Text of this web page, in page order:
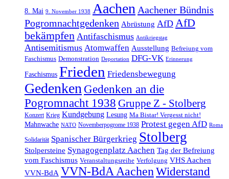
8. Mai 9. November 1938 Aachen Aachener Bündnis
Pogromnachtgedenken Abrüstung AfD AfD
bekämpfen Antifaschismus Antikriegstag
Antisemitismus Atomwaffen Ausstellung Befreiung vom
Faschismus Demonstration Deportation DFG-VK Erinnerung
Faschismus Frieden Friedensbewegung
Gedenken Gedenken an die
Pogromnacht 1938 Gruppe Z - Stolberg
Konzert Krieg Kundgebung Lesung Ma Bistar! Vergesst nicht!
Mahnwache NATO Novemberpogrome 1938 Protest gegen AfD Roma
Solidarität Spanischer Bürgerkrieg Stolberg
Stolpersteine Synagogenplatz Aachen Tag der Befreiung
vom Faschismus Veranstaltungsreihe Verfolgung VHS Aachen
VVN-BdA VVN-BdA AachenWiderstand